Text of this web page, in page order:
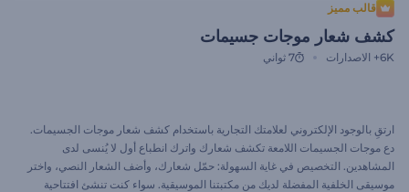
قالب مميز
كشف شعار موجات جسيمات
6K+ الاصدارات 7 ثواني
ارتقِ بالوجود الإلكتروني لعلامتك التجارية باستخدام كشف شعار موجات الجسيمات.
دع موجات الجسيمات اللامعة تكشف شعارك واترك انطباع أول لا يُنسى لدى
المشاهدين. التخصيص في غاية السهولة: حمّل شعارك، وأضف الشعار النصي، واختر
موسيقى الخلفية المفضلة لديك من مكتبتنا الموسيقية. سواء كنت تنشئ افتتاحية